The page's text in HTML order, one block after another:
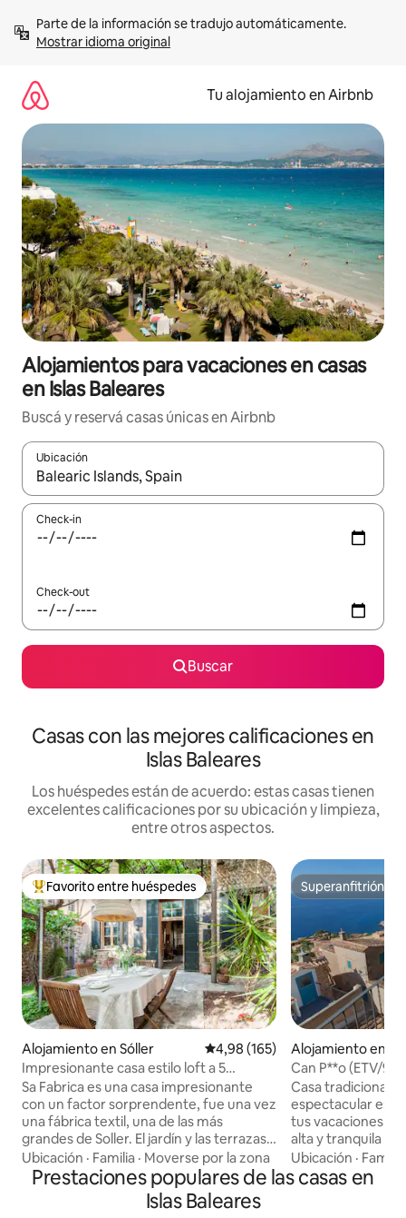
contenidoMostrar idioma original
Tu alojamiento en Airbnb
Alojamientos para vacaciones en casas
en Islas Baleares
Buscá y reservá casas únicas en Airbnb
Ubicación
Cuando los resultados estén disponibles, navegá con las
Check-in
Check-out
Buscar
Casas con las mejores calificaciones en
Islas Baleares
Los huéspedes están de acuerdo: estas casas tienen
excelentes calificaciones por su ubicación y limpieza,
entre otros aspectos.
Favorito entre los huéspedes más destacados
Favorito entre huéspedes
Alojamiento en Sóller Calificación promedio: 4,98 de
4,98 (165)
Impresionante casa estilo loft a 5
minutos de la plaza
Sa Fabrica es una casa impresionante
con un factor sorprendente, fue una vez
una fábrica textil, una de las más
grandes de Soller. El jardín y las terrazas
ofrecen un amplio espacio para disfrutar
o esconderse del sol y la enorme
barbacoa y el espacio para sentarse son
ideales para reuniones deliciosas. Los
Ubicación · Familia · Moverse por la zona
Superanfitrión
Superanfitrión
Alojamiento en
Can P**o (ETV/
Casa tradicional
espectacular
tus vacaciones.
alta y tranquila
increíbles a un
Habitaciones
mediterránea. Disfruta de todas las
Ubicación · Familia
Prestaciones populares de las casas en
Islas Baleares